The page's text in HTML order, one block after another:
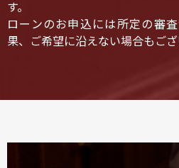
す。
ローンのお申込には所定の審
果、ご希望に沿えない場合もござ